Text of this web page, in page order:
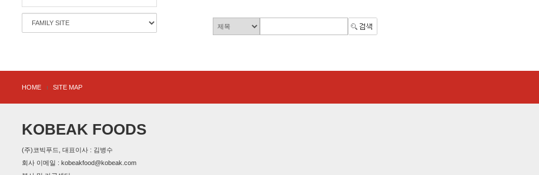
HOME SITE MAP
KOBEAK FOODS
(주)코빅푸드, 대표이사 : 김병수
회사 이메일 : kobeakfood@kobeak.com